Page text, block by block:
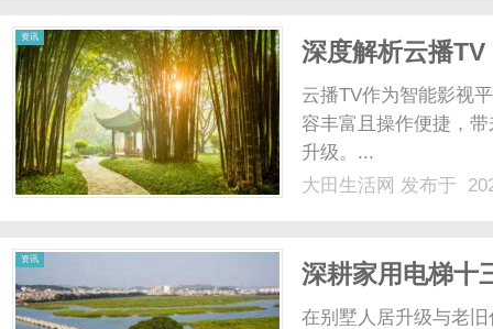
资讯
深度解析云播
云播TV作为智能影视
容丰富且操作便捷，
升级。...
大田生活网 发布于
资讯
深耕家用电梯
盛泰东升降机械
在别墅人居升级与老